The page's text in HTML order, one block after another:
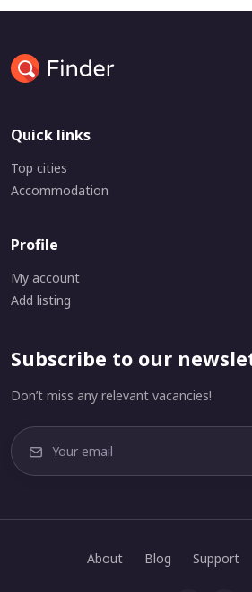
Quick links
Top cities
Accommodation
Profile
My account
Add listing
Subscribe to our
Don’t miss any relevant vacancies!
About Blog Support